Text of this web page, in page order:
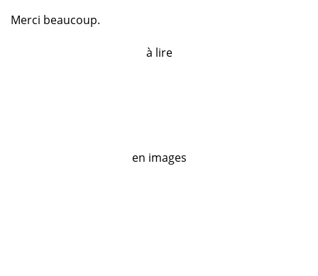
Merci beaucoup.
à lire
en images